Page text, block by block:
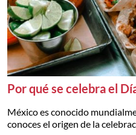
Por qué se celebra el
México es conocido
conoces el origen de la